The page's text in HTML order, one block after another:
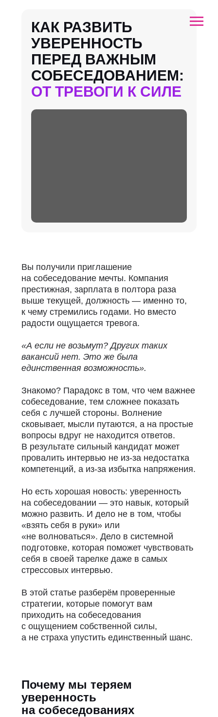
КАК РАЗВИТЬ
УВЕРЕННОСТЬ
ПЕРЕД ВАЖНЫМ
СОБЕСЕДОВАНИЕМ:
ОТ ТРЕВОГИ К СИЛЕ
Вы получили приглашение
на собеседование мечты. Компания
престижная, зарплата в полтора раза
выше текущей, должность — именно то,
к чему стремились годами. Но вместо
радости ощущается тревога.
«А если не возьмут? Других таких
вакансий нет. Это же была
единственная возможность».
Знакомо? Парадокс в том, что чем важнее
собеседование, тем сложнее показать
себя с лучшей стороны. Волнение
сковывает, мысли путаются, а на простые
вопросы вдруг не находится ответов.
В результате сильный кандидат может
провалить интервью не из-за недостатка
компетенций, а из-за избытка напряжения.
Но есть хорошая новость: уверенность
на собеседовании — это навык, который
можно развить. И дело не в том, чтобы
«взять себя в руки» или
«не волноваться». Дело в системной
подготовке, которая поможет чувствовать
себя в своей тарелке даже в самых
стрессовых интервью.
В этой статье разберём проверенные
стратегии, которые помогут вам
приходить на собеседования
с ощущением собственной силы,
а не страха упустить единственный шанс.
Почему мы теряем
уверенность
на собеседованиях